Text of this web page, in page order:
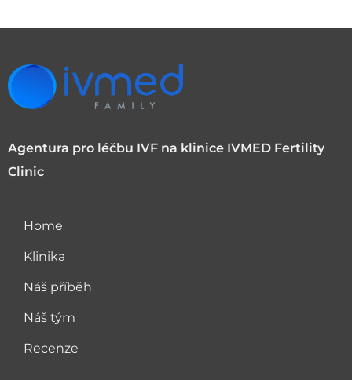
Agentura pro léčbu IVF na klinice IVMED Fertility
Clinic
Home
Klinika
Náš příběh
Náš tým
Recenze